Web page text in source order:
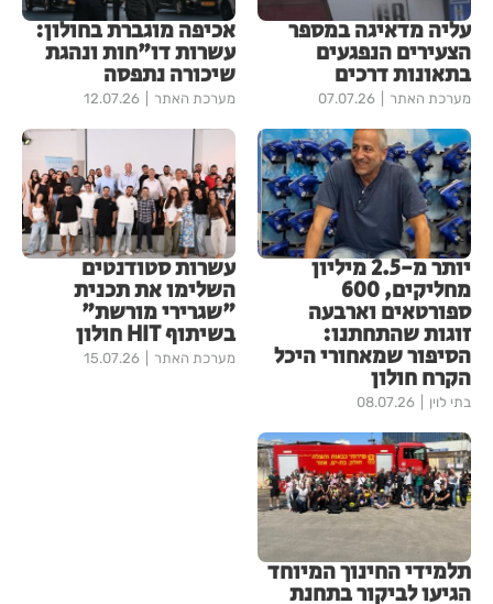
עליה מדאיגה במספר
הצעירים הנפגעים
בתאונות דרכים
מערכת האתר 07.07.26
אכיפה מוגברת בחולון:
עשרות דו"חות ונהגת
שיכורה נתפסה
מערכת האתר 12.07.26
יותר מ-2.5 מיליון
מחליקים, 600
ספורטאים וארבעה
זוגות שהתחתנו:
הסיפור שמאחורי היכל
הקרח חולון
בתי לוין 08.07.26
עשרות סטודנטים
השלימו את תכנית
"שגרירי מורשת"
בשיתוף HIT חולון
מערכת האתר 15.07.26
תלמידי החינוך המיוחד
הגיעו לביקור בתחנת